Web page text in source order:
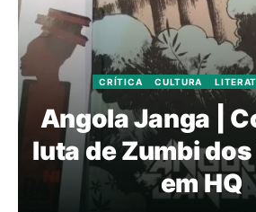
CRÍTICA CULTURA
Angola Janga |
luta de Zumbi
em HQ